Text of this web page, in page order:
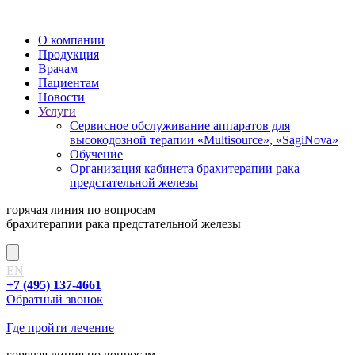
О компании
Продукция
Врачам
Пациентам
Новости
Услуги
Сервисное обслуживание аппаратов для
высокодозной терапии «Multisource», «SagiNova»
Обучение
Организация кабинета брахитерапии рака
предстательной железы
горячая линия по вопросам
брахитерапии рака предстательной железы
EN
+7 (495) 137-4661
Обратный звонок
Где пройти лечение